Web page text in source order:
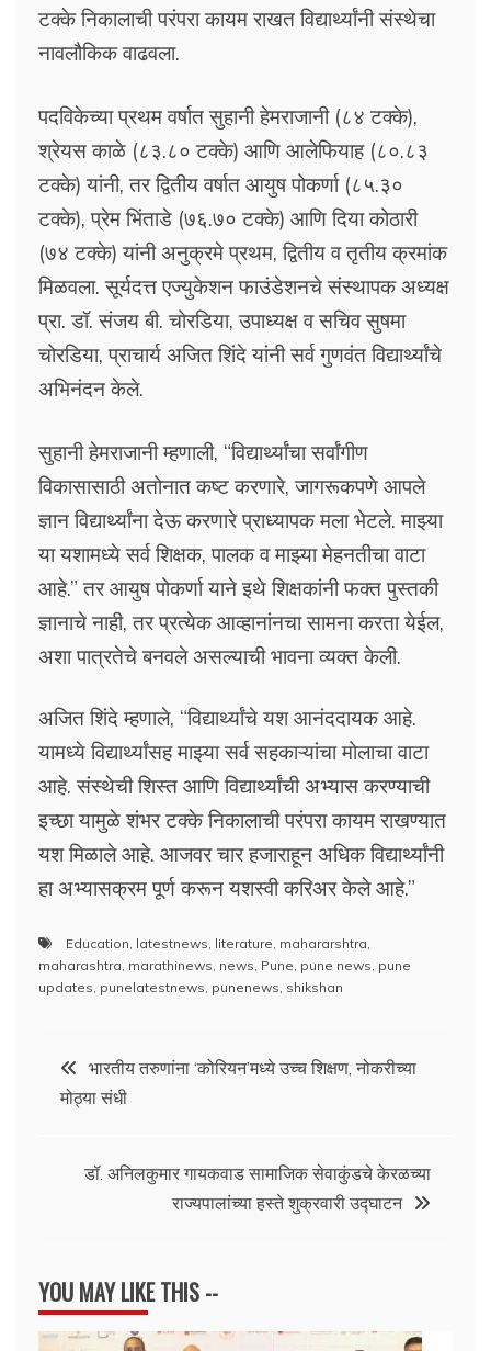
टक्के निकालाची परंपरा कायम राखत विद्यार्थ्यांनी संस्थेचा
नावलौकिक वाढवला.
पदविकेच्या प्रथम वर्षात सुहानी हेमराजानी (८४ टक्के),
श्रेयस काळे (८३.८० टक्के) आणि आलेफियाह (८०.८३
टक्के) यांनी, तर द्वितीय वर्षात आयुष पोकर्णा (८५.३०
टक्के), प्रेम भिंताडे (७६.७० टक्के) आणि दिया कोठारी
(७४ टक्के) यांनी अनुक्रमे प्रथम, द्वितीय व तृतीय क्रमांक
मिळवला. सूर्यदत्त एज्युकेशन फाउंडेशनचे संस्थापक अध्यक्ष
प्रा. डॉ. संजय बी. चोरडिया, उपाध्यक्ष व सचिव सुषमा
चोरडिया, प्राचार्य अजित शिंदे यांनी सर्व गुणवंत विद्यार्थ्यांचे
अभिनंदन केले.
सुहानी हेमराजानी म्हणाली, “विद्यार्थ्यांचा सर्वांगीण
विकासासाठी अतोनात कष्ट करणारे, जागरूकपणे आपले
ज्ञान विद्यार्थ्यांना देऊ करणारे प्राध्यापक मला भेटले. माझ्या
या यशामध्ये सर्व शिक्षक, पालक व माझ्या मेहनतीचा वाटा
आहे.” तर आयुष पोकर्णा याने इथे शिक्षकांनी फक्त पुस्तकी
ज्ञानाचे नाही, तर प्रत्येक आव्हानांनचा सामना करता येईल,
अशा पात्रतेचे बनवले असल्याची भावना व्यक्त केली.
अजित शिंदे म्हणाले, “विद्यार्थ्यांचे यश आनंददायक आहे.
यामध्ये विद्यार्थ्यांसह माझ्या सर्व सहकाऱ्यांचा मोलाचा वाटा
आहे. संस्थेची शिस्त आणि विद्यार्थ्यांची अभ्यास करण्याची
इच्छा यामुळे शंभर टक्के निकालाची परंपरा कायम राखण्यात
यश मिळाले आहे. आजवर चार हजाराहून अधिक विद्यार्थ्यांनी
हा अभ्यासक्रम पूर्ण करून यशस्वी करिअर केले आहे.”
Education, latestnews, literature, mahararshtra,
maharashtra, marathinews, news, Pune, pune news, pune
updates, punelatestnews, punenews, shikshan
Post
navigation
भारतीय तरुणांना ‘कोरियन’मध्ये उच्च शिक्षण, नोकरीच्या
मोठ्या संधी
डॉ. अनिलकुमार गायकवाड सामाजिक सेवाकुंडचे केरळच्या
राज्यपालांच्या हस्ते शुक्रवारी उद्घाटन
YOU MAY LIKE THIS --